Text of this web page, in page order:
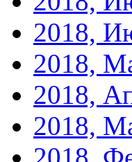
2018,
2018,
2018,
2018,